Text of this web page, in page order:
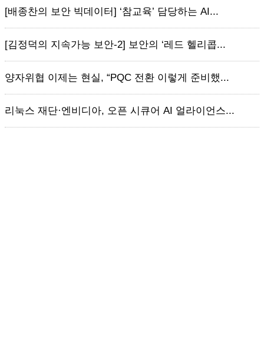
[배종찬의 보안 빅데이터] ‘참교육’ 담당하는 AI...
[김정덕의 지속가능 보안-2] 보안의 ‘레드 헬리콥...
양자위협 이제는 현실, “PQC 전환 이렇게 준비했...
리눅스 재단·엔비디아, 오픈 시큐어 AI 얼라이언스...